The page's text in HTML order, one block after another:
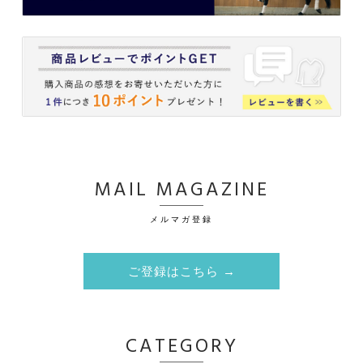
MAIL MAGAZINE
メルマガ登録
ご登録はこちら →
CATEGORY